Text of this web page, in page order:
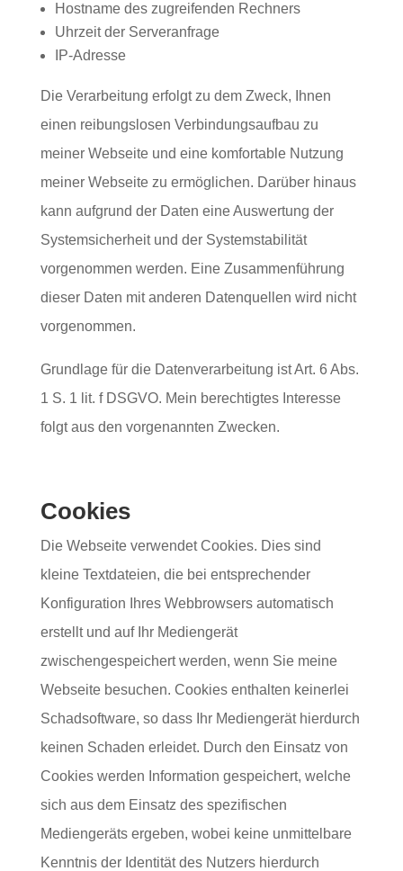
Hostname des zugreifenden Rechners
Uhrzeit der Serveranfrage
IP-Adresse
Die Verarbeitung erfolgt zu dem Zweck, Ihnen
einen reibungslosen Verbindungsaufbau zu
meiner Webseite und eine komfortable Nutzung
meiner Webseite zu ermöglichen. Darüber hinaus
kann aufgrund der Daten eine Auswertung der
Systemsicherheit und der Systemstabilität
vorgenommen werden. Eine Zusammenführung
dieser Daten mit anderen Datenquellen wird nicht
vorgenommen.
Grundlage für die Datenverarbeitung ist Art. 6 Abs.
1 S. 1 lit. f DSGVO. Mein berechtigtes Interesse
folgt aus den vorgenannten Zwecken.
Cookies
Die Webseite verwendet Cookies. Dies sind
kleine Textdateien, die bei entsprechender
Konfiguration Ihres Webbrowsers automatisch
erstellt und auf Ihr Mediengerät
zwischengespeichert werden, wenn Sie meine
Webseite besuchen. Cookies enthalten keinerlei
Schadsoftware, so dass Ihr Mediengerät hierdurch
keinen Schaden erleidet. Durch den Einsatz von
Cookies werden Information gespeichert, welche
sich aus dem Einsatz des spezifischen
Mediengeräts ergeben, wobei keine unmittelbare
Kenntnis der Identität des Nutzers hierdurch